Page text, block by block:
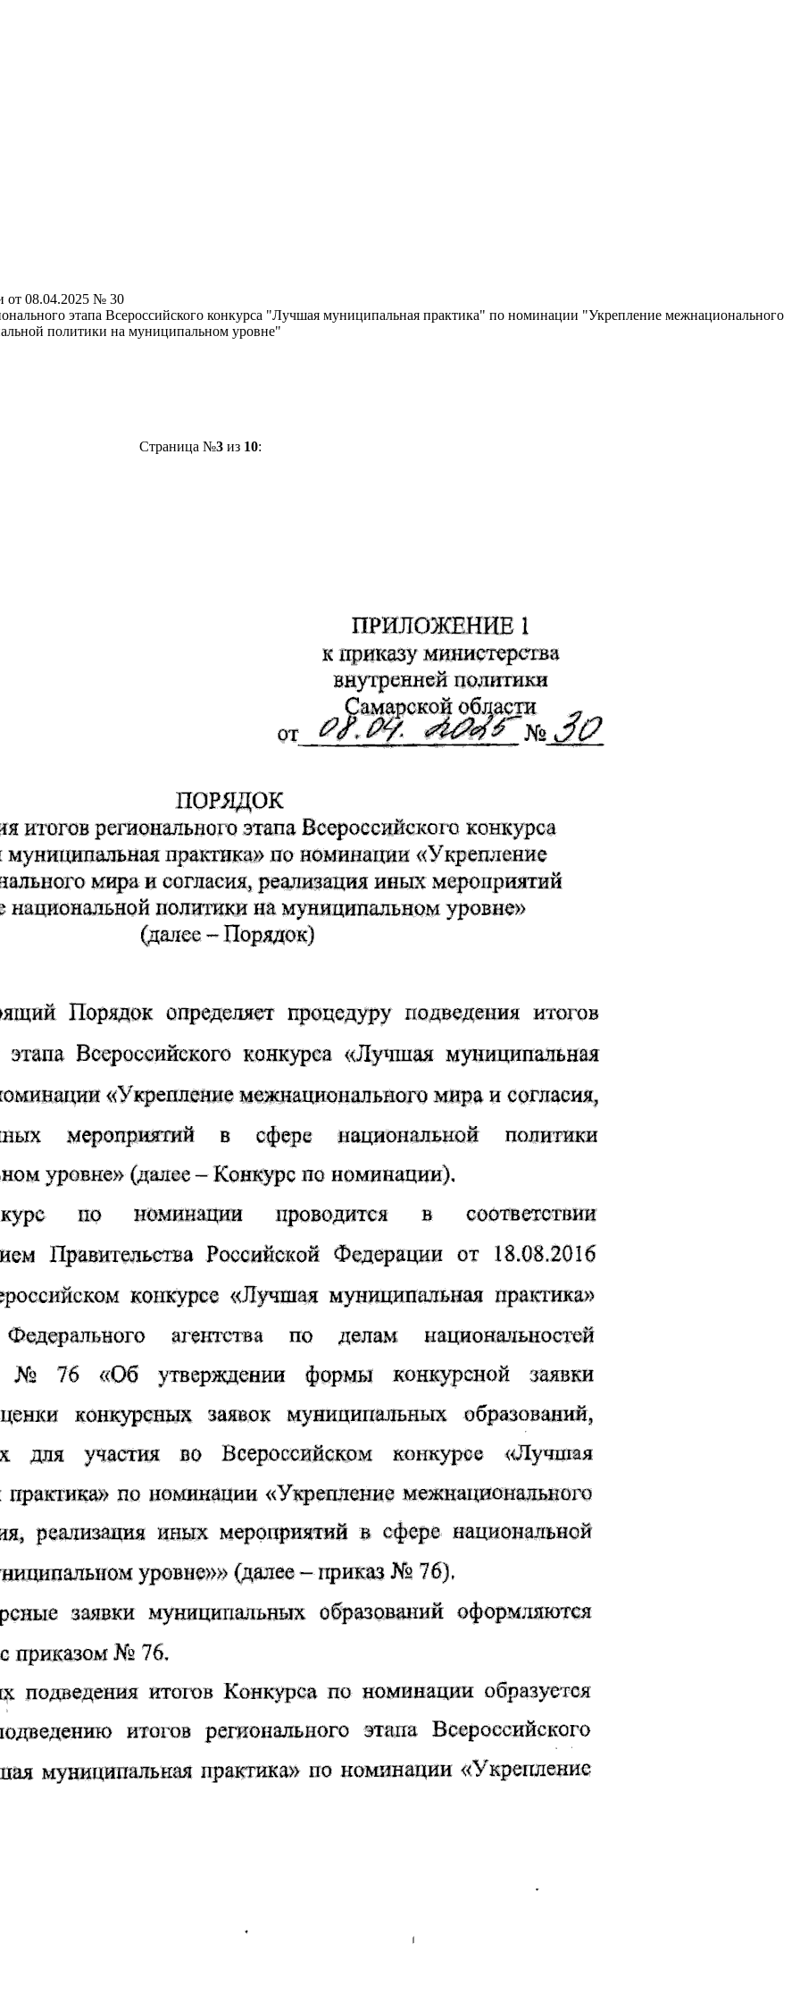
от 08.04.2025 № 30
этапа Всероссийского конкурса "Лучшая муниципальная практика" по номинации "Укрепление межнационального
политики на муниципальном уровне"
Страница №3из 10: